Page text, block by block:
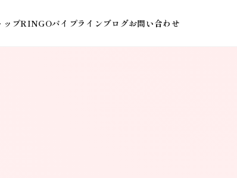
ップRINGOパイプライン ブログお問い合わせ